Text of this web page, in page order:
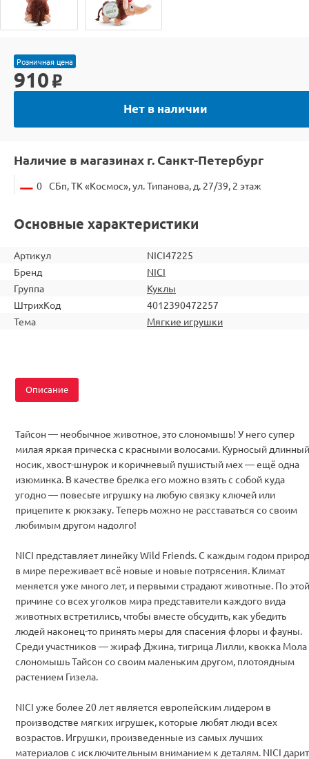
Розничная цена
910 o
Нет в наличии
Наличие в магазинах г. Санкт-Петербург
0 СБп, ТК «Космос», ул. Типанова, д. 27/39, 2 этаж
Основные характеристики
Артикул
NICI47225
Бренд
NICI
Группа
Куклы
ШтрихКод
4012390472257
Тема
Мягкие игрушки
Описание
Тайсон — необычное животное, это слономышь! У него супер
милая яркая прическа с красными волосами. Курносый длинный
носик, хвост-шнурок и коричневый пушистый мех — ещё одна
изюминка. В качестве брелка его можно взять с собой куда
угодно — повесьте игрушку на любую связку ключей или
прицепите к рюкзаку. Теперь можно не расставаться со своим
любимым другом надолго!
NICI представляет линейку Wild Friends. С каждым годом
в мире переживает всё новые и новые потрясения. Климат
меняется уже много лет, и первыми страдают животные. По этой
причине со всех уголков мира представители каждого вида
животных встретились, чтобы вместе обсудить, как убедить
людей наконец-то принять меры для спасения флоры и фауны.
Среди участников — жираф Джина, тигрица Лилли, квокка Мола
слономышь Тайсон со своим маленьким другом, плотоядным
растением Гизела.
NICI уже более 20 лет является европейским лидером в
производстве мягких игрушек, которые любят люди всех
возрастов. Игрушки, произведенные из самых лучших
материалов с исключительным вниманием к деталям. NICI дарит